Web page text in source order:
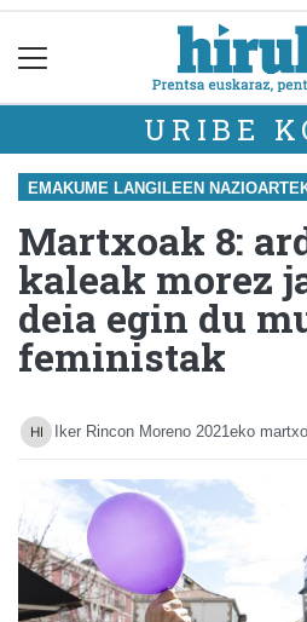
URIBE
EMAKUME LANGILEEN
Martxoak 8:
kaleak morez
deia egin du
feministak
Iker Rincon Moreno 2021eko